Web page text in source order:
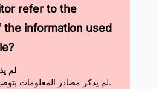
refer to the
the information used
لم
لم يذكر مصادر المعلومات بتوضيح كيفية حصوله عليها.